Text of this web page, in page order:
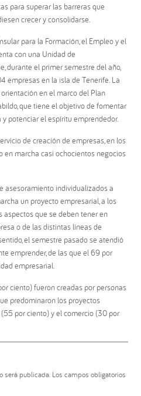
para superar las barreras que
crecer y consolidarse.
para la Formación, el Empleo y el
con una Unidad de
durante el primer semestre del año,
empresas en la isla de Tenerife. La
en el marco del Plan
que tiene el objetivo de fomentar
potenciar el espíritu emprendedor.
de creación de empresas, en los
en marcha casi ochocientos negocios
asesoramiento individualizados a
un proyecto empresarial, a los
aspectos que se deben tener en
o de las distintas líneas de
el semestre pasado se atendió
emprender, de las que el 69 por
empresarial.
ciento) fueron creadas por personas
predominaron los proyectos
por ciento) y el comercio (30 por
será publicada. Los campos obligatorios